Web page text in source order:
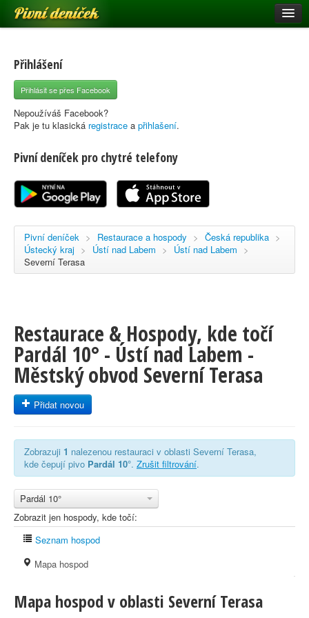
Pivní deníček
Pivní mapa
Pivní značky
Nápověda
Registrace
Přihlášení
Přihlásit se přes Facebook
Nepoužíváš Facebook?
Pak je tu klasická registrace a přihlašení.
Pivní deníček pro chytré telefony
Pivní deníček > Restaurace a hospody > Česká republika >
Ústecký kraj > Ústí nad Labem > Ústí nad Labem >
Severní Terasa
Restaurace & Hospody, kde točí
Pardál 10° - Ústí nad Labem -
Městský obvod Severní Terasa
Přidat novou
Zobrazuji 1 nalezenou restauraci v oblasti Severní Terasa,
kde čepují pivo Pardál 10°. Zrušit filtrování.
Pardál 10°
Zobrazit jen hospody, kde točí:
Seznam hospod
Mapa hospod
Mapa hospod v oblasti Severní Terasa